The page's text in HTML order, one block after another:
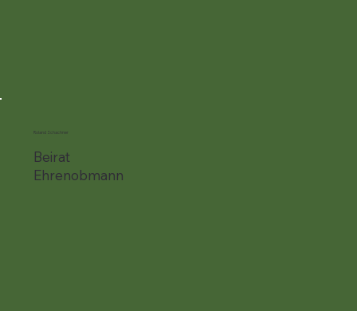
Roland Schachner
Beirat
Ehrenobmann